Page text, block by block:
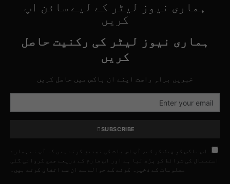
ہماری نیوز لیٹر کے لیے سائن اپ
کریں
ہماری نیوز لیٹر کی رکنیت حاصل
کریں
خبریں براہِ راست اپنے ان باکس میں حاصل کریں
SUBSCRIBE
اس باکس کو چیک کر کے، آپ اس بات کی تصدیق کرتے ہیں کہ آپ نے ہمارے
استعمال کی شرائط کو پڑھ لیا ہے اور اس فارم کے ذریعے جمع کروائی گئی
معلومات کے ذخیرہ کرنے کے حوالے سے ان سے اتفاق کرتے ہیں۔